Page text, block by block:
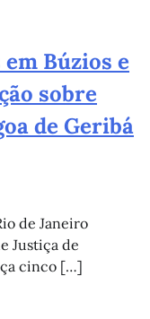
Búzios e
sobre
de Geribá
de Janeiro
Justiça de
cinco […]